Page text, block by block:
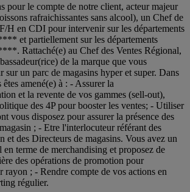
pour le compte de notre client, acteur majeur
rafraichissantes sans alcool), un Chef de
H en CDI pour intervenir sur les départements
et partiellement sur les départements
Rattaché(e) au Chef des Ventes Régional,
de la marque que vous
sur un parc de magasins hyper et super. Dans
êtes amené(e) à : - Assurer la
et la revente de vos gammes (sell-out),
des 4P pour booster les ventes; - Utiliser
vous disposez pour assurer la présence des
; - Etre l'interlocuteur référant des
et des Directeurs de magasins. Vous avez un
en terme de merchandising et proposez de
des opérations de promotion pour
rayon ; - Rendre compte de vos actions en
régulier.